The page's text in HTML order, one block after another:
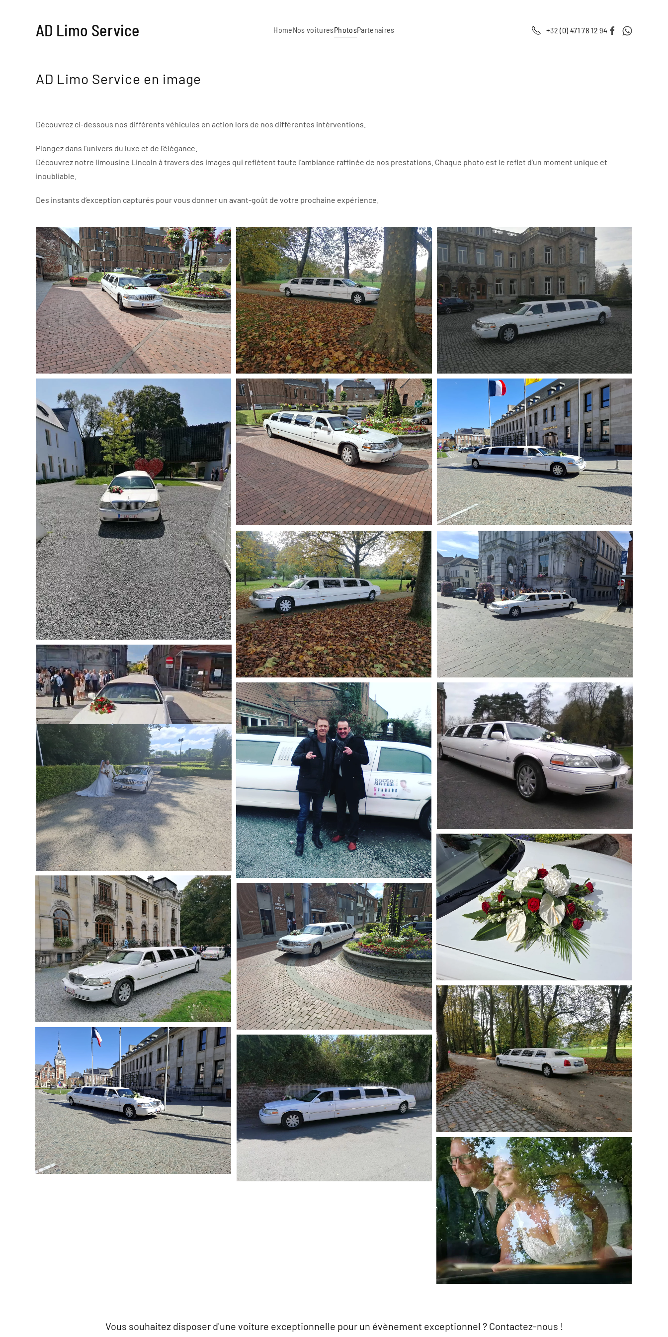
Accéder au contenu principal
AD Limo Service HomeNos voituresPhotosPartenaires +32 (0) 471 78 12 94
AD Limo Service en image
Découvrez ci-dessous nos différents véhicules en action lors de nos différentes intérventions.
Plongez dans l’univers du luxe et de l’élégance.
Découvrez notre limousine Lincoln à travers des images qui reflètent toute l’ambiance raffinée de nos prestations. Chaque photo est le reflet d’un moment unique et
inoubliable.
Des instants d’exception capturés pour vous donner un avant-goût de votre prochaine expérience.
Agrandir Agrandir Agrandir
Agrandir
Agrandir Agrandir
Agrandir Agrandir
Agrandir
Agrandir
Agrandir
Agrandir
Agrandir
Agrandir
Agrandir
Agrandir
Agrandir
Agrandir
Agrandir
Vous souhaitez disposer d'une voiture exceptionnelle pour un évènement exceptionnel ? Contactez-nous !